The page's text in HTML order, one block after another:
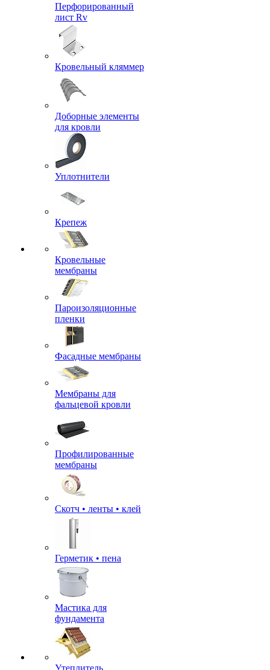
Перфорированный
лист Rv
Кровельный кляммер
Доборные элементы
для кровли
Уплотнители
Крепеж
Кровельные
мембраны
Пароизоляционные
пленки
Фасадные мембраны
Мембраны для
фальцевой кровли
Профилированные
мембраны
Скотч • ленты • клей
Герметик • пена
Мастика для
фундамента
Утеплитель